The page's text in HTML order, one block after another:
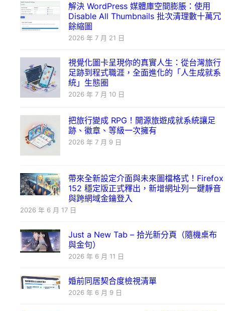
解決 WordPress 媒體庫空間膨脹：使用
Disable All Thumbnails 批次清理數十萬冗
餘縮圖
2026 年 7 月 21 日
視覺化圖卡呈現你的真實人生：從台灣旅行
足跡到程式職涯，全面進化的「人生成就系
統」生態圈
2026 年 7 月 10 日
把旅行變成 RPG！開源旅遊成就系統讓足
跡、徽章、等級一次擁有
2026 年 7 月 9 日
帶來全新設定介面與未來圖檔格式！Firefox
152 穩定版正式釋出，新增網址列一鍵靜音
與跨網域金鑰登入
2026 年 6 月 17 日
Just a New Tab – 拾光新分頁（隨機桌布
與金句）
2026 年 6 月 11 日
婚前同居契合度檢視清單
2026 年 6 月 9 日